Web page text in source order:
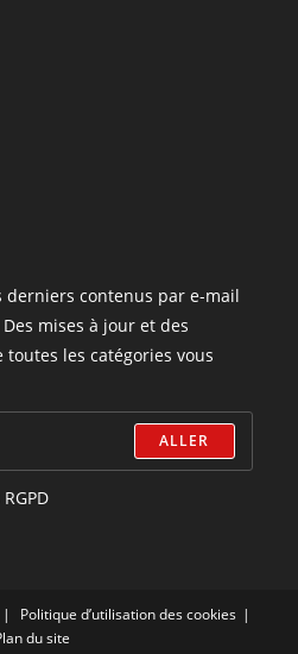
derniers contenus par e-mail
mises à jour et des
les catégories vous
ALLER
Politique d’utilisation des cookies
du site